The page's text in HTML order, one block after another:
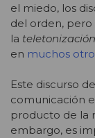
el miedo, los
del orden, pero
la teletonización
en muchos
Este discurso
comunicación
producto de la
embargo, es